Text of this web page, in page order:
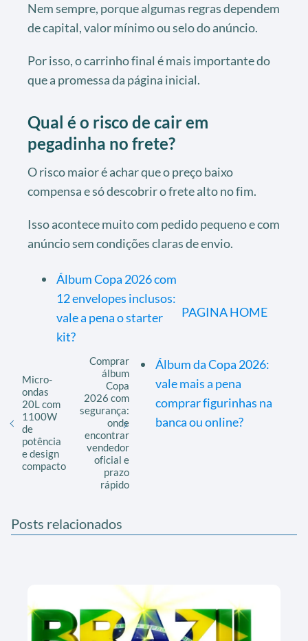
Nem sempre, porque algumas regras dependem
de capital, valor mínimo ou selo do anúncio.
Por isso, o carrinho final é mais importante do
que a promessa da página inicial.
Qual é o risco de cair em
pegadinha no frete?
O risco maior é achar que o preço baixo
compensa e só descobrir o frete alto no fim.
Isso acontece muito com pedido pequeno e com
anúncio sem condições claras de envio.
Álbum Copa 2026 com
12 envelopes inclusos:
vale a pena o starter
kit?
Álbum da Copa 2026:
vale mais a pena
comprar figurinhas na
banca ou online?
PAGINA HOME
Micro-
ondas
20L com
1100W
de
potência
e design
compacto
Comprar
álbum
Copa
2026 com
segurança:
onde
encontrar
vendedor
oficial e
prazo
rápido
Posts relacionados